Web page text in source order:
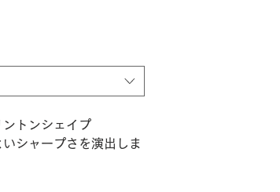
トンシェイプ
シャープさを演出しま